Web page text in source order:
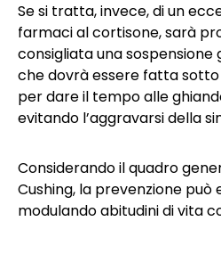
Se si tratta, invece, di un
farmaci al cortisone, sarà
consigliata una sospensione
che dovrà essere fatta
per dare il tempo alle
evitando l’aggravarsi della
Considerando il quadro
Cushing, la prevenzione
modulando abitudini di vita